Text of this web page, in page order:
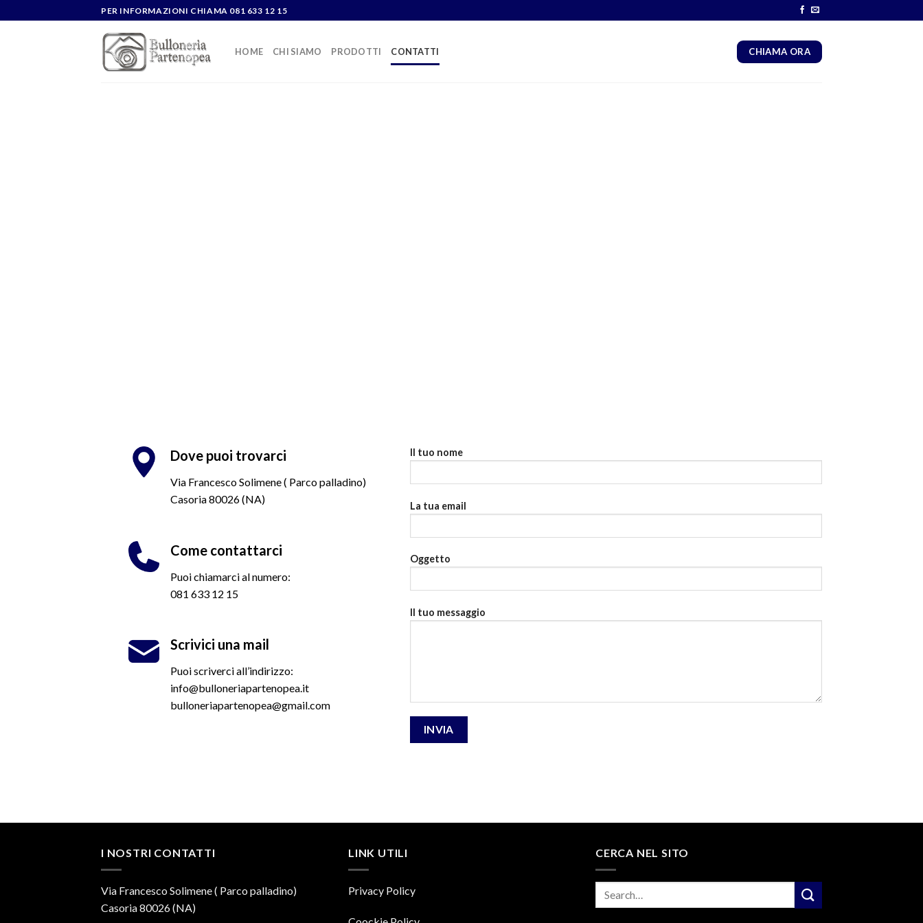
to
PER INFORMAZIONI CHIAMA 081 633 12 15
HOME CHI SIAMO PRODOTTI CONTATTI CHIAMA ORA
Dove puoi trovarci
Via Francesco Solimene ( Parco palladino)
Casoria 80026 (NA)
Come contattarci
Puoi chiamarci al numero:
081 633 12 15
Scrivici una mail
Puoi scriverci all’indirizzo:
info@bulloneriapartenopea.it
bulloneriapartenopea@gmail.com
Il tuo nome
La tua email
Oggetto
Il tuo messaggio
I NOSTRI CONTATTI
Via Francesco Solimene ( Parco palladino)
Casoria 80026 (NA)
LINK UTILI
Privacy Policy
CERCA NEL SITO